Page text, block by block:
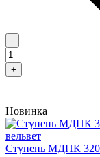
-
+
Новинка
Cтупень МДПК